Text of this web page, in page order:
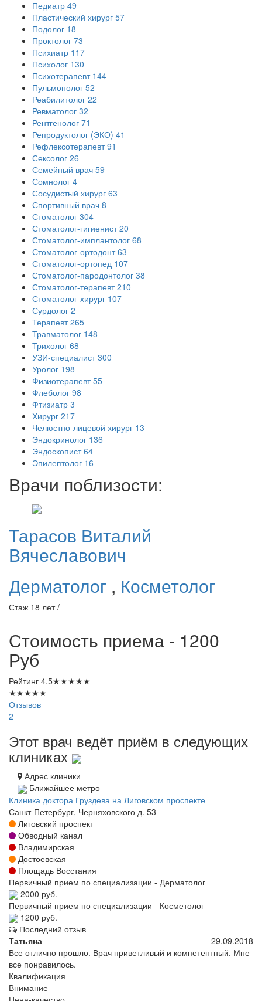
Педиатр 49
Пластический хирург 57
Подолог 18
Проктолог 73
Психиатр 117
Психолог 130
Психотерапевт 144
Пульмонолог 52
Реабилитолог 22
Ревматолог 32
Рентгенолог 71
Репродуктолог (ЭКО) 41
Рефлексотерапевт 91
Сексолог 26
Семейный врач 59
Сомнолог 4
Сосудистый хирург 63
Спортивный врач 8
Стоматолог 304
Стоматолог-гигиенист 20
Стоматолог-имплантолог 68
Стоматолог-ортодонт 63
Стоматолог-ортопед 107
Стоматолог-пародонтолог 38
Стоматолог-терапевт 210
Стоматолог-хирург 107
Сурдолог 2
Терапевт 265
Травматолог 148
Трихолог 68
УЗИ-специалист 300
Уролог 198
Физиотерапевт 55
Флеболог 98
Фтизиатр 3
Хирург 217
Челюстно-лицевой хирург 13
Эндокринолог 136
Эндоскопист 64
Эпилептолог 16
Врачи поблизости:
Тарасов Виталий
Вячеславович
Дерматолог , Косметолог
Стаж 18 лет /
Стоимость приема - 1200
Руб
Рейтинг 4.5★★★★★
★★★★★
Отзывов
2
Этот врач ведёт приём в следующих
клиниках
Адрес клиники
Ближайшее метро
Клиника доктора Груздева на Лиговском проспекте
Санкт-Петербург, Черняховского д. 53
Лиговский проспект
Обводный канал
Владимирская
Достоевская
Площадь Восстания
Первичный прием по специализации - Дерматолог
2000 руб.
Первичный прием по специализации - Косметолог
1200 руб.
Последний отзыв
Татьяна
29.09.2018
Все отлично прошло. Врач приветливый и компетентный. Мне
все понравилось.
Квалификация
Внимание